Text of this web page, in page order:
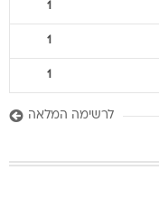
1
1
1
לרשימה המלאה